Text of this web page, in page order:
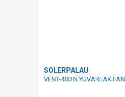
SOLERPALAU
VENT-400 N YUVARLAK FAN